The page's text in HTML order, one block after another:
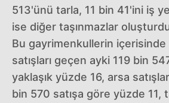
513'ünü tarla, 11 bin 41'ini iş
ise diğer taşınmazlar
Bu gayrimenkullerin
satışları geçen ayki 119 bin
yaklaşık yüzde 16, arsa
bin 570 satışa göre yüzde 11,